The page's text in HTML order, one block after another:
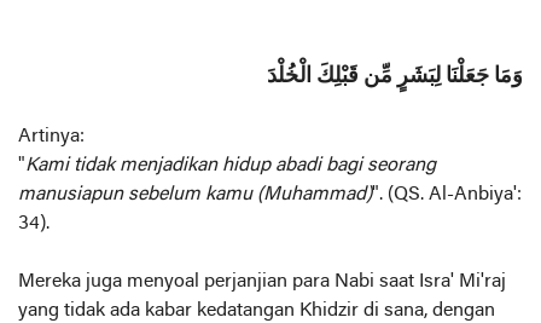
وَمَا جَعَلْنَا لِبَشَرٍ مِّن قَبْلِكَ الْخُلْدَ
Artinya:
"Kami tidak menjadikan hidup abadi bagi seorang
manusiapun sebelum kamu (Muhammad)". (QS. Al-Anbiya':
34).
Mereka juga menyoal perjanjian para Nabi saat Isra' Mi'raj
yang tidak ada kabar kedatangan Khidzir di sana, dengan